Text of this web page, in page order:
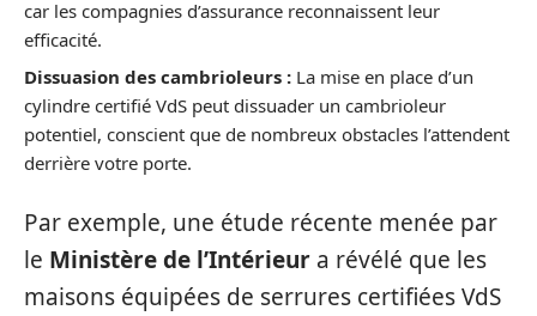
car les compagnies d’assurance reconnaissent leur
efficacité.
Dissuasion des cambrioleurs : La mise en place d’un
cylindre certifié VdS peut dissuader un cambrioleur
potentiel, conscient que de nombreux obstacles l’attendent
derrière votre porte.
Par exemple, une étude récente menée par
le Ministère de l’Intérieur a révélé que les
maisons équipées de serrures certifiées VdS